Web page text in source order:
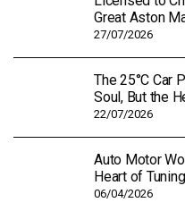
Great Aston
27/07/2026
The 25°C Car
Soul, But the
22/07/2026
Auto Motor
Heart of
06/04/2026